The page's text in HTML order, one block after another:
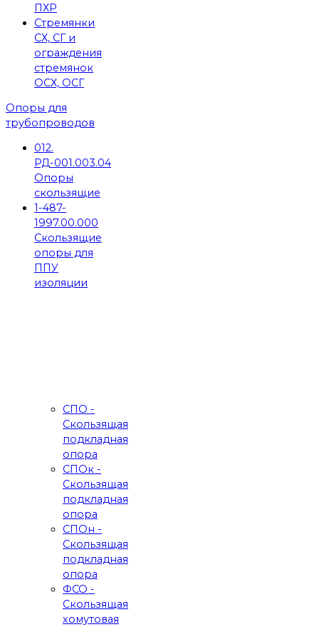
ПХР
Стремянки
СХ, СГ и
ограждения
стремянок
ОСХ, ОСГ
Опоры для
трубопроводов
012.
РД-001.003.04
Опоры
скользящие
1-487-
1997.00.000
Скользящие
опоры для
ППУ
изоляции
СПО -
Скользящая
подкладная
опора
СПОк -
Скользящая
подкладная
опора
СПОн -
Скользящая
подкладная
опора
ФСО -
Скользящая
хомутовая